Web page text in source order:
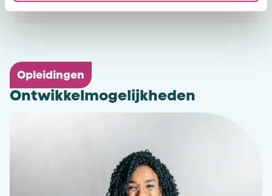
Ontwikkelmogelijkheden
Opleidingen